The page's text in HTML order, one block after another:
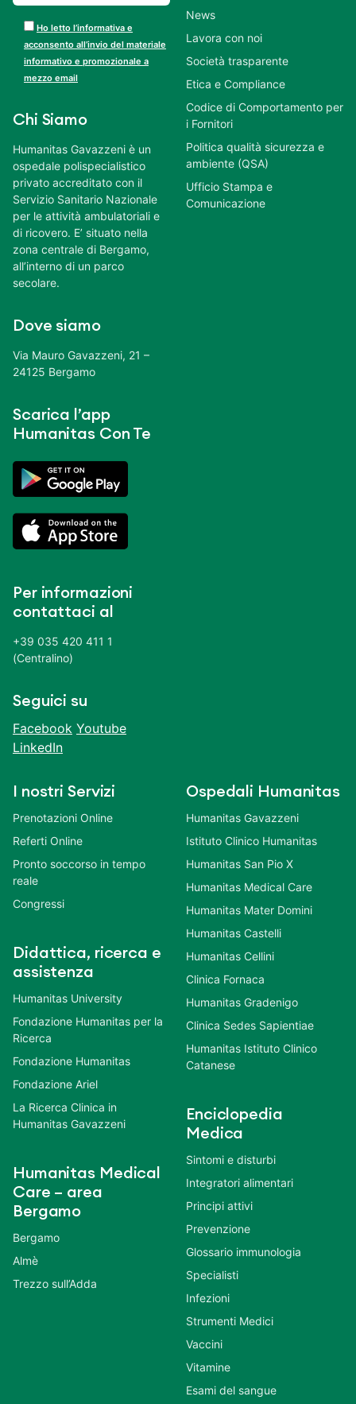
Ho letto l’informativa e
acconsento all’invio del materiale
informativo e promozionale a
mezzo email
Chi Siamo
Humanitas Gavazzeni è un
ospedale polispecialistico
privato accreditato con il
Servizio Sanitario Nazionale
per le attività ambulatoriali e
di ricovero. E’ situato nella
zona centrale di Bergamo,
all’interno di un parco
secolare.
Dove siamo
Via Mauro Gavazzeni, 21 –
24125 Bergamo
Scarica l’app
Humanitas Con Te
Per informazioni
contattaci al
+39 035 420 411 1
(Centralino)
Seguici su
Facebook Youtube
LinkedIn
News
Lavora con noi
Società trasparente
Etica e Compliance
Codice di Comportamento per
i Fornitori
Politica qualità sicurezza e
ambiente (QSA)
Ufficio Stampa e
Comunicazione
I nostri Servizi
Prenotazioni Online
Referti Online
Pronto soccorso in tempo
reale
Congressi
Didattica, ricerca e
assistenza
Humanitas University
Fondazione Humanitas per la
Ricerca
Fondazione Humanitas
Fondazione Ariel
La Ricerca Clinica in
Humanitas Gavazzeni
Humanitas Medical
Care – area
Bergamo
Bergamo
Almè
Trezzo sull’Adda
Ospedali Humanitas
Humanitas Gavazzeni
Istituto Clinico Humanitas
Humanitas San Pio X
Humanitas Medical Care
Humanitas Mater Domini
Humanitas Castelli
Humanitas Cellini
Clinica Fornaca
Humanitas Gradenigo
Clinica Sedes Sapientiae
Humanitas Istituto Clinico
Catanese
Enciclopedia
Medica
Sintomi e disturbi
Integratori alimentari
Principi attivi
Prevenzione
Glossario immunologia
Specialisti
Infezioni
Strumenti Medici
Vaccini
Vitamine
Esami del sangue